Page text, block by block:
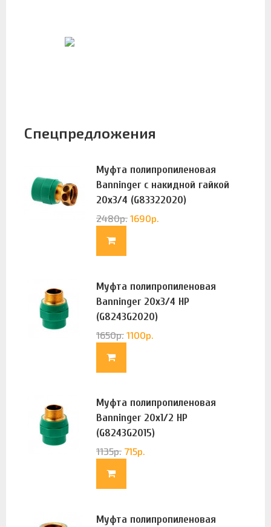
Спецпредложения
Муфта полипропиленовая
Banninger с накидной гайкой
20х3/4 (G83322020)
2480р. 1690р.
Муфта полипропиленовая
Banninger 20х3/4 НР
(G8243G2020)
1650р. 1100р.
Муфта полипропиленовая
Banninger 20х1/2 НР
(G8243G2015)
1135р. 715р.
Муфта полипропиленовая